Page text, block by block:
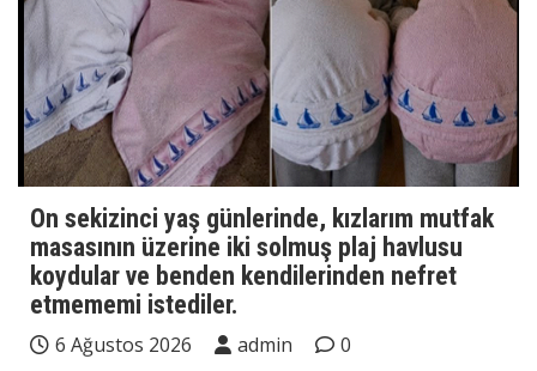
On sekizinci yaş günlerinde, kızlarım mutfak
masasının üzerine iki solmuş plaj havlusu
koydular ve benden kendilerinden nefret
etmememi istediler.
6 Ağustos 2026 admin
0